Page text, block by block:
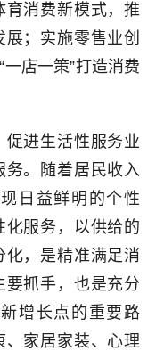
育消费新模式，推
；实施零售业创
店一策”打造消费
进生活性服务业
务。随着居民收入
日益鲜明的个性
化服务，以供给的
化，是精准满足消
要抓手，也是充分
增长点的重要路
家居家装、心理